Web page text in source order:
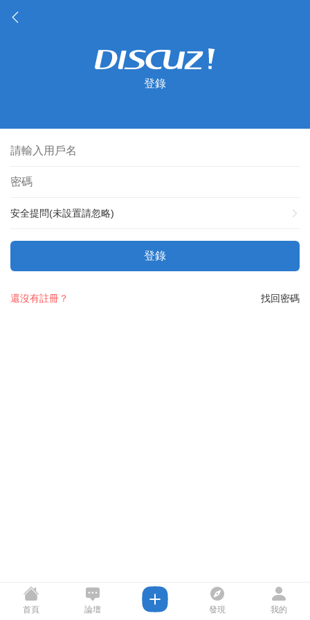
登錄
安全提問(未設置請忽略)
登錄
找回密碼
還沒有註冊？
首頁 論壇 發現 我的